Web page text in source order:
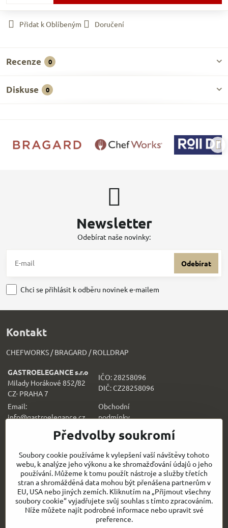
Přidat k Oblíbeným Doručení
Recenze 0
Diskuse 0
Newsletter
Odebírat naše novinky:
Odebírat
Chci se přihlásit k odběru novinek e-mailem
Kontakt
CHEFWORKS / BRAGARD / ROLLDRAP
GASTROELEGANCE s.r.o
Milady Horákové 852/82
CZ- PRAHA 7
IČO: 28258096
DIČ: CZ28258096
Email:
info@gastroelegance.cz
Obchodní
podmínky
Všechno k nákupu
Sledujte naše novinky i na sítích:
Facebook Instagram
Rychlý kontakt
Předvolby soukromí
Soubory cookie používáme k vylepšení vaší návštěvy tohoto
webu, k analýze jeho výkonu a ke shromažďování údajů o jeho
používání. Můžeme k tomu použít nástroje a služby třetích
stran a shromážděná data mohou být přenášena partnerům v
EU, USA nebo jiných zemích. Kliknutím na „Přijmout všechny
soubory cookie“ vyjadřujete svůj souhlas s tímto zpracováním.
Níže můžete najít podrobné informace nebo upravit své
preference.